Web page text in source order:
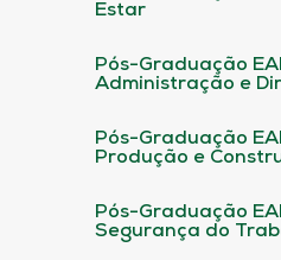
Estar
Pós-Graduação
Administração e
Pós-Graduação
Produção e
Pós-Graduação
Segurança do